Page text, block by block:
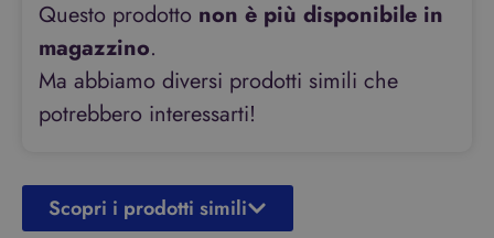
Questo prodotto non è più disponibile in
magazzino.
Ma abbiamo diversi prodotti simili che
potrebbero interessarti!
Scopri i prodotti simili